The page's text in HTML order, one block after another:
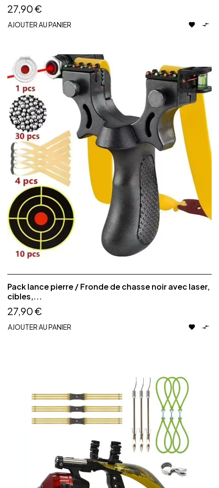
27,90 €
AJOUTER AU PANIER  
Pack lance pierre / Fronde de chasse noir avec laser,
cibles,...
27,90 €
AJOUTER AU PANIER  